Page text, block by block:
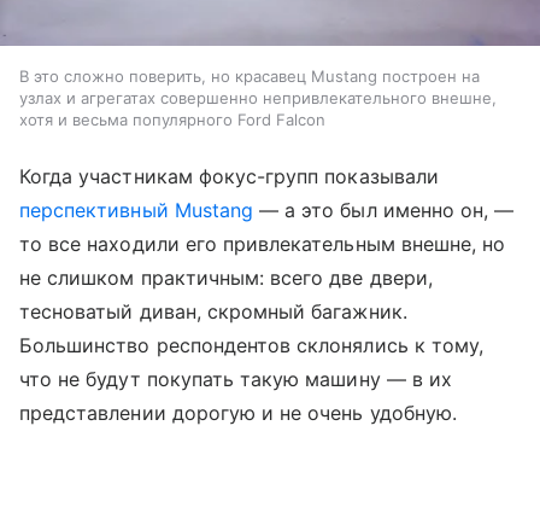
В это сложно поверить, но красавец Mustang построен на
узлах и агрегатах совершенно непривлекательного внешне,
хотя и весьма популярного Ford Falcon
Когда участникам фокус-групп показывали
перспективный Mustang — а это был именно он, —
то все находили его привлекательным внешне, но
не слишком практичным: всего две двери,
тесноватый диван, скромный багажник.
Большинство респондентов склонялись к тому,
что не будут покупать такую машину — в их
представлении дорогую и не очень удобную.